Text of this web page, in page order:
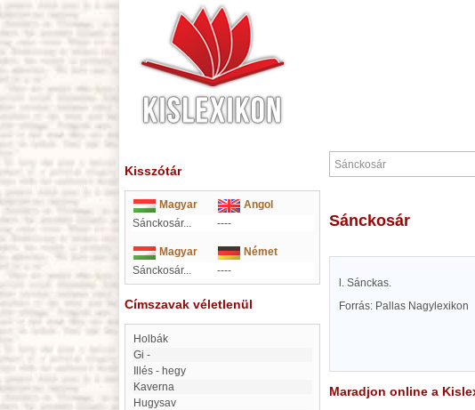
Kisszótár
Magyar
Angol
Sánckosár...
----
Magyar
Német
Sánckosár...
----
Címszavak véletlenül
Holbák
gi -
Illés - hegy
kaverna
Hugysav
Sánckosár
l. Sánckas.
Forrás: Pallas Nagylexikon
Maradjon online a